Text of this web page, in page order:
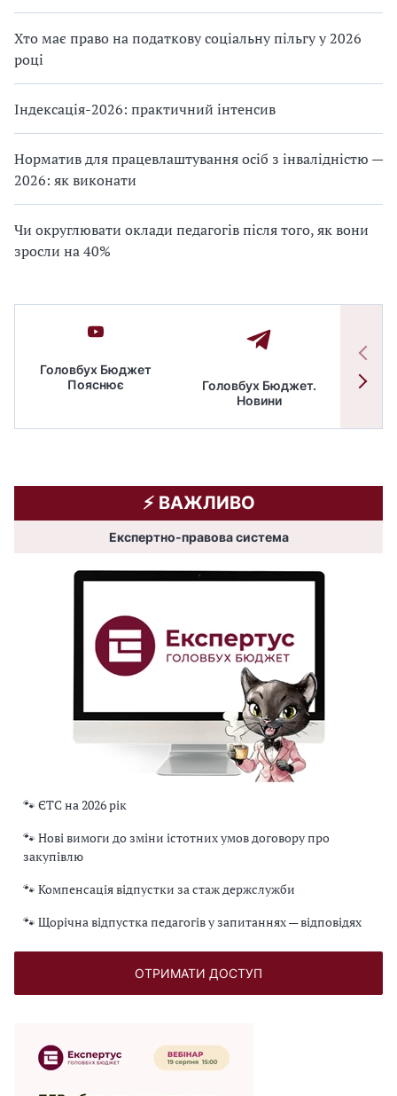
Хто має право на податкову соціальну пільгу у 2026
році
Індексація-2026: практичний інтенсив
Норматив для працевлаштування осіб з інвалідністю —
2026: як виконати
Чи округлювати оклади педагогів після того, як вони
зросли на 40%
Головбух Бюджет
Пояснює
Головбух Бюджет.
Новини
⚡️ ВАЖЛИВО
Експертно-правова система
🐾 ЄТС на 2026 рік
🐾 Нові вимоги до зміни істотних умов договору про
закупівлю
🐾 Компенсація відпустки за стаж держслужби
🐾 Щорічна відпустка педагогів у запитаннях — відповідях
ОТРИМАТИ ДОСТУП